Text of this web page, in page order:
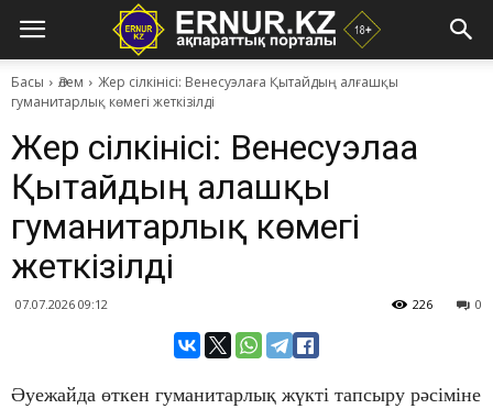
Басы Әлем
Жер сілкінісі: Венесуэлаға Қытайдың алғашқы
гуманитарлық көмегі жеткізілді
Жер сілкінісі: Венесуэлаға
Қытайдың алғашқы
гуманитарлық көмегі
жеткізілді
07.07.2026 09:12 0
226
Әуежайда өткен гуманитарлық жүкті тапсыру рәсіміне